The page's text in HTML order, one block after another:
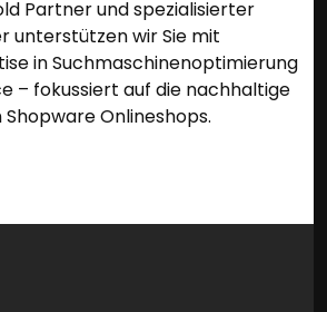
Partner und spezialisierter
unterstützen wir Sie mit
in Suchmaschinenoptimierung
– fokussiert auf die nachhaltige
Onlineshops.